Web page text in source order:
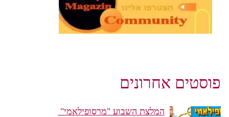
פוסטים אחרונים
המלצת השבוע "מרסופילאמי"